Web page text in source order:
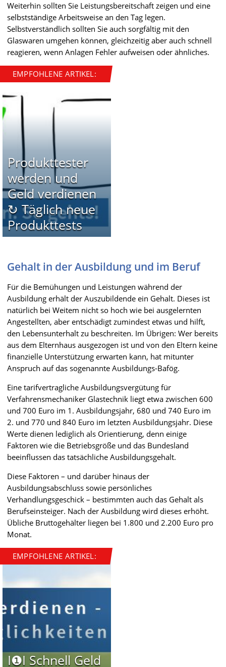
Weiterhin sollten Sie Leistungsbereitschaft zeigen und eine
selbstständige Arbeitsweise an den Tag legen.
Selbstverständlich sollten Sie auch sorgfältig mit den
Glaswaren umgehen können, gleichzeitig aber auch schnell
reagieren, wenn Anlagen Fehler aufweisen oder ähnliches.
EMPFOHLENE ARTIKEL:
Produkttester
werden und
Geld verdienen
↻ Täglich neue
Produkttests
Gehalt in der Ausbildung und im Beruf
Für die Bemühungen und Leistungen während der
Ausbildung erhält der Auszubildende ein Gehalt. Dieses ist
natürlich bei Weitem nicht so hoch wie bei ausgelernten
Angestellten, aber entschädigt zumindest etwas und hilft,
den Lebensunterhalt zu beschreiten. Im Übrigen: Wer bereits
aus dem Elternhaus ausgezogen ist und von den Eltern keine
finanzielle Unterstützung erwarten kann, hat mitunter
Anspruch auf das sogenannte Ausbildungs-Bafög.
Eine tarifvertragliche Ausbildungsvergütung für
Verfahrensmechaniker Glastechnik liegt etwa zwischen 600
und 700 Euro im 1. Ausbildungsjahr, 680 und 740 Euro im
2. und 770 und 840 Euro im letzten Ausbildungsjahr. Diese
Werte dienen lediglich als Orientierung, denn einige
Faktoren wie die Betriebsgröße und das Bundesland
beeinflussen das tatsächliche Ausbildungsgehalt.
Diese Faktoren – und darüber hinaus der
Ausbildungsabschluss sowie persönliches
Verhandlungsgeschick – bestimmten auch das Gehalt als
Berufseinsteiger. Nach der Ausbildung wird dieses erhöht.
Übliche Bruttogehälter liegen bei 1.800 und 2.200 Euro pro
Monat.
EMPFOHLENE ARTIKEL:
I❶I Schnell Geld